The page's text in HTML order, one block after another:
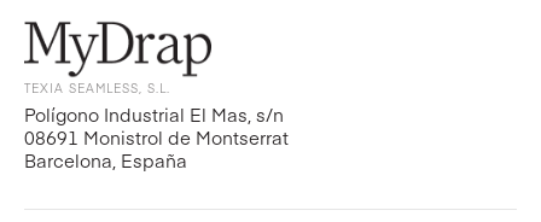
TEXIA SEAMLESS, S.L.
Polígono Industrial El Mas, s/n
08691 Monistrol de Montserrat
Barcelona, España